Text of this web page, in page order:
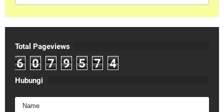
Total Pageviews
6 0 7 9 5 7 4
Hubungi